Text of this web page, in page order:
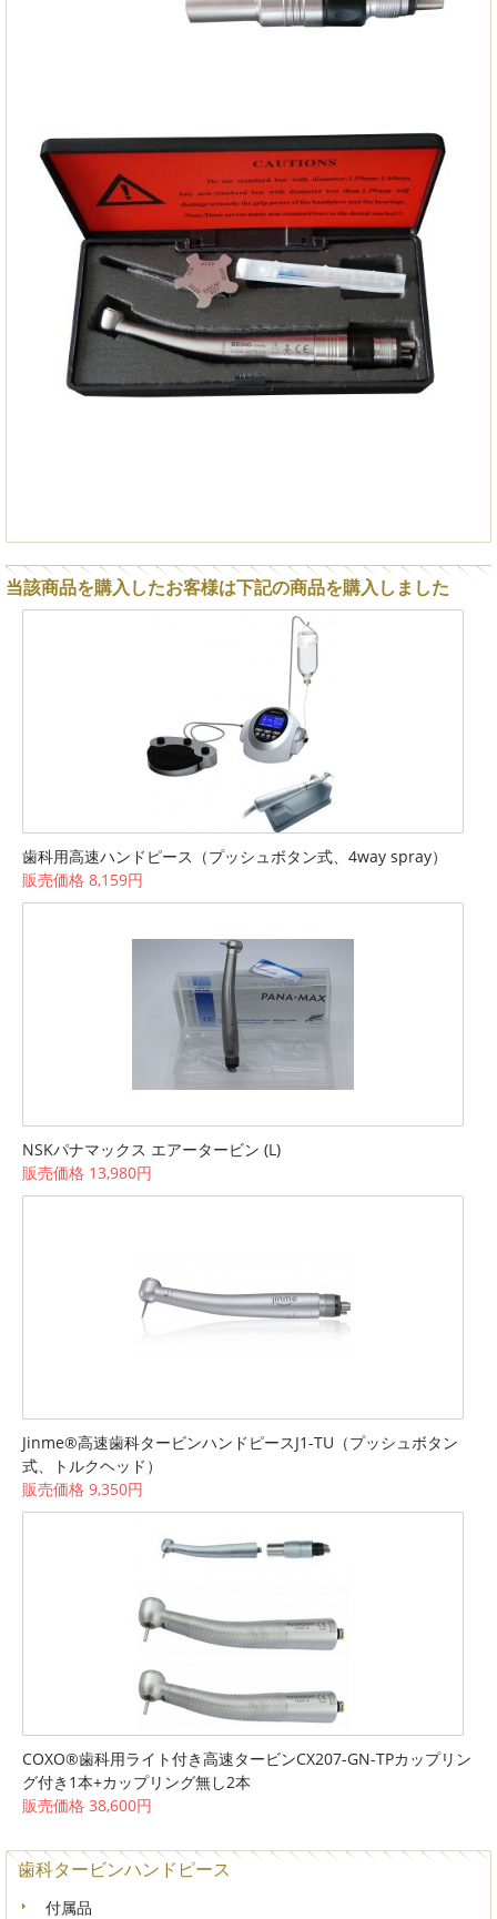
当該商品を購入したお客様は下記の商品を購入しました
歯科用高速ハンドピース（プッシュボタン式、4way spray）
販売価格 8,159円
NSKパナマックス エアータービン (L)
販売価格 13,980円
Jinme®高速歯科タービンハンドピースJ1-TU（プッシュボタン
式、トルクヘッド）
販売価格 9,350円
COXO®歯科用ライト付き高速タービンCX207-GN-TPカップリン
グ付き1本+カップリング無し2本
販売価格 38,600円
歯科タービンハンドピース
付属品